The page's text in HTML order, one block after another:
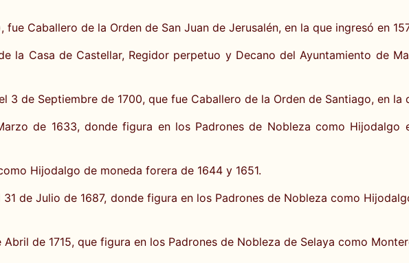
Caballero de la Orden de San Juan de Jerusalén, en la que ingresó en
la Casa de Castellar, Regidor perpetuo y Decano del Ayuntamiento de
de Septiembre de 1700, que fue Caballero de la Orden de Santiago, en la
de 1633, donde figura en los Padrones de Nobleza como Hijodalgo
Hijodalgo de moneda forera de 1644 y 1651.
de Julio de 1687, donde figura en los Padrones de Nobleza como
de 1715, que figura en los Padrones de Nobleza de Selaya como